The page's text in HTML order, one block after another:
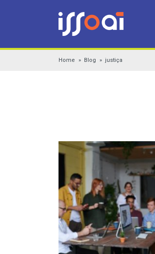
Home Blog justiça